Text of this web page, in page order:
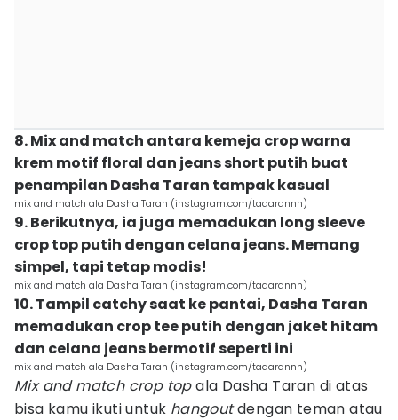
8. Mix and match antara kemeja crop warna
krem motif floral dan jeans short putih buat
penampilan Dasha Taran tampak kasual
mix and match ala Dasha Taran (instagram.com/taaarannn)
9. Berikutnya, ia juga memadukan long sleeve
crop top putih dengan celana jeans. Memang
simpel, tapi tetap modis!
mix and match ala Dasha Taran (instagram.com/taaarannn)
10. Tampil catchy saat ke pantai, Dasha Taran
memadukan crop tee putih dengan jaket hitam
dan celana jeans bermotif seperti ini
mix and match ala Dasha Taran (instagram.com/taaarannn)
Mix and match crop topala Dasha Taran di atas
bisa kamu ikuti untuk hangoutdengan teman atau